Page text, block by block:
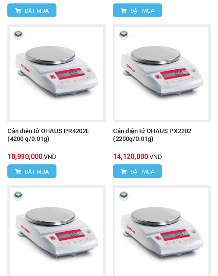
ĐẶT MUA ĐẶT MUA
Cân điện tử OHAUS PR4202E
(4200 g/0.01g)
10,930,000 VND
ĐẶT MUA
Cân điện tử OHAUS PX2202
(2200g/0.01g)
14,120,000 VND
ĐẶT MUA